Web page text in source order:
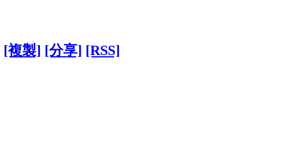
[複製] [分享] [RSS]